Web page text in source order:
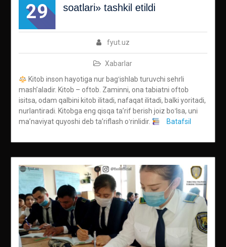
29
soatlari» tashkil etildi
fyut.uz
Xabarlar
Kitob inson hayotiga nur bagʻishlab turuvchi sehrli
mashʼaladir. Kitob – oftob. Zaminni, ona tabiatni oftob
isitsa, odam qalbini kitob ilitadi, nafaqat ilitadi, balki yoritadi,
nurlantiradi. Kitobga eng qisqa taʼrif berish joiz boʻlsa, uni
maʼnaviyat quyoshi deb taʼriflash oʻrinlidir.
Batafsil